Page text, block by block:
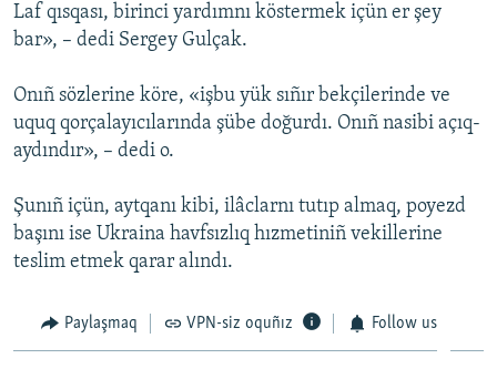
RFE/RS bütün saytları
Laf qısqası, birinci yardımnı köstermek içün er şey
bar», – dedi Sergey Gulçak.
Onıñ sözlerine köre, «işbu yük sıñır bekçilerinde ve
uquq qorçalayıcılarında şübe doğurdı. Onıñ nasibi açıq-
aydındır», – dedi o.
Şunıñ içün, aytqanı kibi, ilâclarnı tutıp almaq, poyezd
başını ise Ukraina havfsızlıq hızmetiniñ vekillerine
teslim etmek qarar alındı.
Paylaşmaq VPN-siz oquñız Follow us